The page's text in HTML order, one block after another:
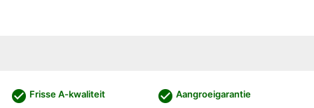
check_circle Frisse A-kwaliteit check_circle Aangroeigarantie